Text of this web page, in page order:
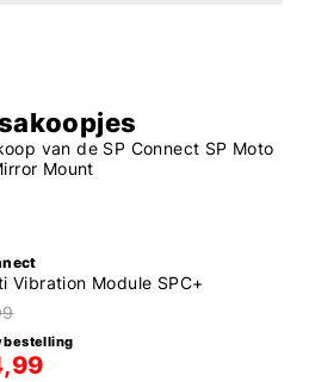
van de SP Connect SP Moto
Mount
Vibration Module SPC+
bestelling